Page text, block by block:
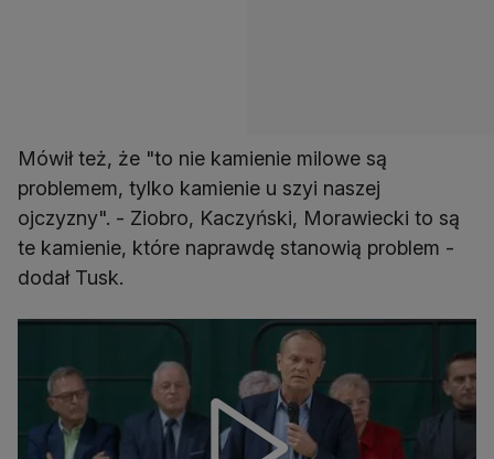
Mówił też, że "to nie kamienie milowe są
problemem, tylko kamienie u szyi naszej
ojczyzny". - Ziobro, Kaczyński, Morawiecki to są
te kamienie, które naprawdę stanowią problem -
dodał Tusk.